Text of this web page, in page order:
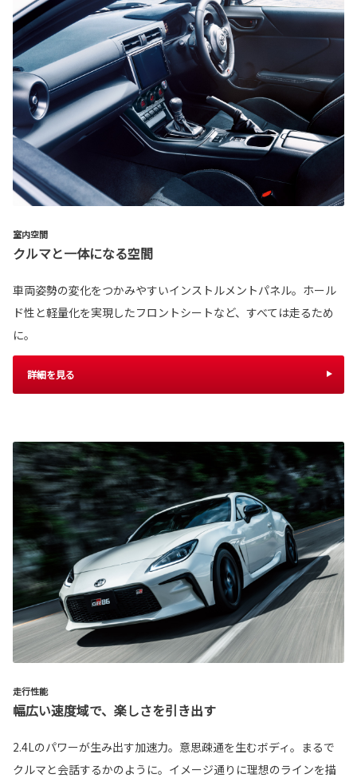
室内空間
クルマと一体になる空間
車両姿勢の変化をつかみやすいインストルメントパネル。ホール
ド性と軽量化を実現したフロントシートなど、すべては走るため
に。
詳細を見る
走行性能
幅広い速度域で、楽しさを引き出す
2.4Lのパワーが生み出す加速力。意思疎通を生むボディ。まるで
クルマと会話するかのように。イメージ通りに理想のラインを描